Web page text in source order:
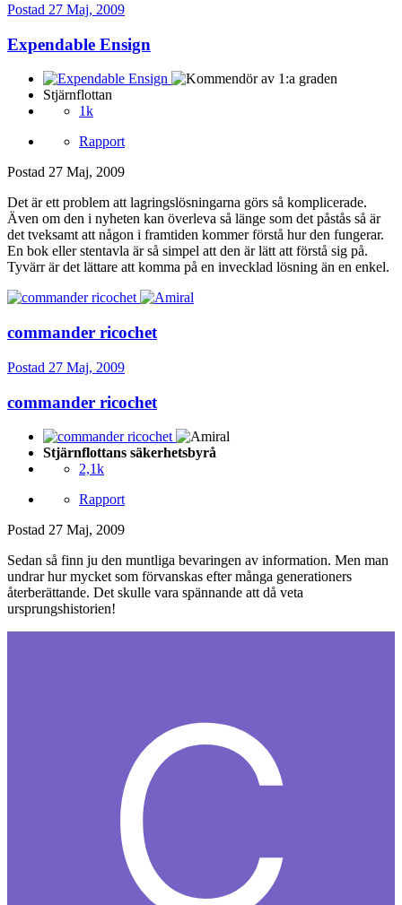
Postad 27 Maj, 2009
Expendable Ensign
Stjärnflottan
1k
Rapport
Postad 27 Maj, 2009
Det är ett problem att lagringslösningarna görs så komplicerade.
Även om den i nyheten kan överleva så länge som det påstås så är
det tveksamt att någon i framtiden kommer förstå hur den fungerar.
En bok eller stentavla är så simpel att den är lätt att förstå sig på.
Tyvärr är det lättare att komma på en invecklad lösning än en enkel.
commander ricochet
Postad 27 Maj, 2009
commander ricochet
Stjärnflottans säkerhetsbyrå
2,1k
Rapport
Postad 27 Maj, 2009
Sedan så finn ju den muntliga bevaringen av information. Men man
undrar hur mycket som förvanskas efter många generationers
återberättande. Det skulle vara spännande att då veta
ursprungshistorien!